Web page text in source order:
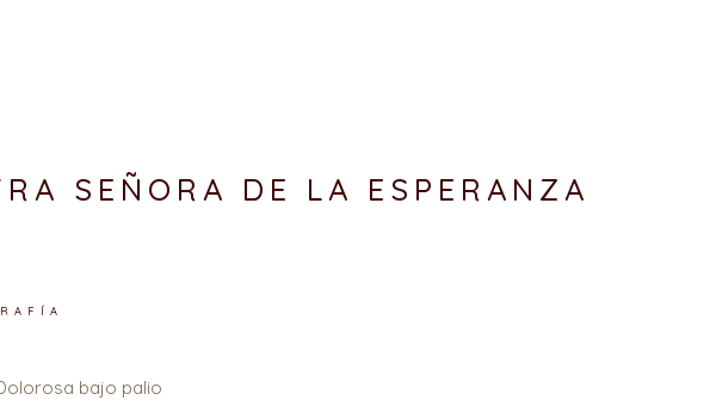
SEÑORA DE LA ESPERANZA
bajo palio